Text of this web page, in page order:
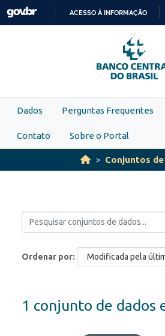
Skip to main content
PARA
O
ACESSO À INFORMAÇÃO
Dados Perguntas Frequentes
Contato Sobre o Portal
Conjuntos
Ordenar por
1 conjunto de dados